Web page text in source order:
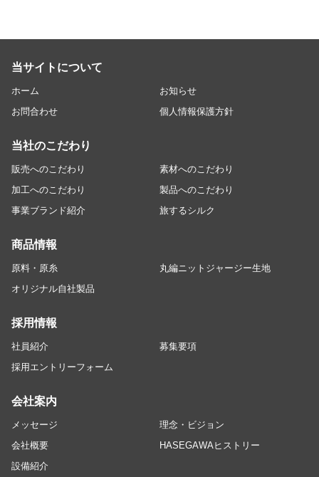
当サイトについて
ホーム
お知らせ
お問合わせ
個人情報保護方針
当社のこだわり
販売へのこだわり
素材へのこだわり
加工へのこだわり
製品へのこだわり
事業ブランド紹介
旅するシルク
商品情報
原料・原糸
丸編ニットジャージー生地
オリジナル自社製品
採用情報
社員紹介
募集要項
採用エントリーフォーム
会社案内
メッセージ
理念・ビジョン
会社概要
HASEGAWAヒストリー
設備紹介